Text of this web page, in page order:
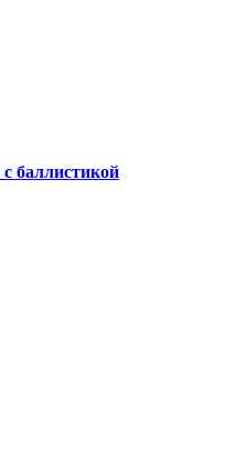
баллистикой